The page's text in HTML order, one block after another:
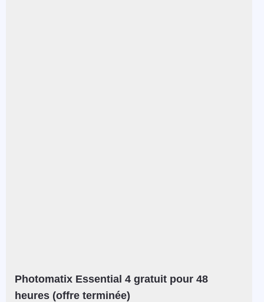
Photomatix Essential 4 gratuit pour 48
heures (offre terminée)